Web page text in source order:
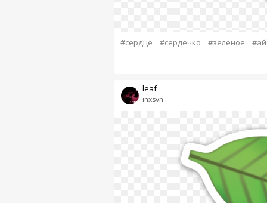
#сердце #сердечко #зеленое
inxsvn
leaf